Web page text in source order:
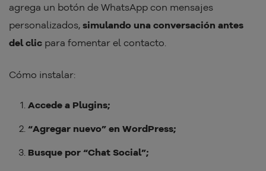
agrega un botón de WhatsApp con mensajes
personalizados, simulando una conversación antes
del clic para fomentar el contacto.
Cómo instalar:
Accede a Plugins;
“Agregar nuevo” en WordPress;
Busque por “Chat Social”;